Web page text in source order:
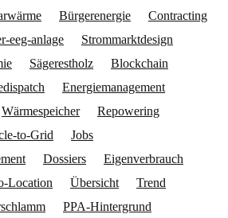
Bürgerenergie
Contracting
eeg-anlage
Strommarktdesign
Sägerestholz
Blockchain
Energiemanagement
Wärmespeicher
Repowering
to-Grid
Jobs
Dossiers
Eigenverbrauch
Location Übersicht
Trend
PPA-Hintergrund